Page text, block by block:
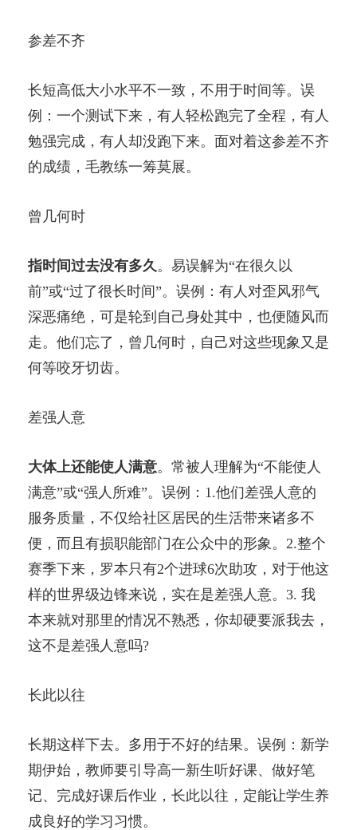
参差不齐
长短高低大小水平不一致，不用于时间等。误
例：一个测试下来，有人轻松跑完了全程，有人
勉强完成，有人却没跑下来。面对着这参差不齐
的成绩，毛教练一筹莫展。
曾几何时
指时间过去没有多久。易误解为“在很久以
前”或“过了很长时间”。误例：有人对歪风邪气
深恶痛绝，可是轮到自己身处其中，也便随风而
走。他们忘了，曾几何时，自己对这些现象又是
何等咬牙切齿。
差强人意
大体上还能使人满意。常被人理解为“不能使人
满意”或“强人所难”。误例：1.他们差强人意的
服务质量，不仅给社区居民的生活带来诸多不
便，而且有损职能部门在公众中的形象。2.整个
赛季下来，罗本只有2个进球6次助攻，对于他这
样的世界级边锋来说，实在是差强人意。3. 我
本来就对那里的情况不熟悉，你却硬要派我去，
这不是差强人意吗?
长此以往
长期这样下去。多用于不好的结果。误例：新学
期伊始，教师要引导高一新生听好课、做好笔
记、完成好课后作业，长此以往，定能让学生养
成良好的学习习惯。